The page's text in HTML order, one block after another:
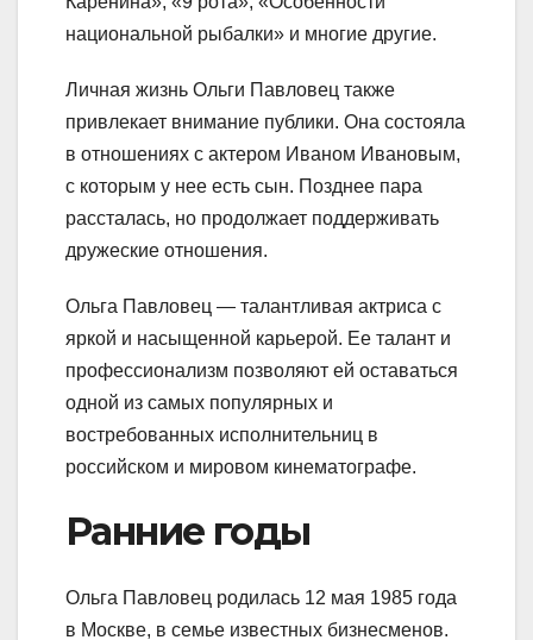
национальной рыбалки» и многие другие.
Личная жизнь Ольги Павловец также
привлекает внимание публики. Она состояла
в отношениях с актером Иваном Ивановым,
с которым у нее есть сын. Позднее пара
рассталась, но продолжает поддерживать
дружеские отношения.
Ольга Павловец — талантливая актриса с
яркой и насыщенной карьерой. Ее талант и
профессионализм позволяют ей оставаться
одной из самых популярных и
востребованных исполнительниц в
российском и мировом кинематографе.
Ранние годы
Ольга Павловец родилась 12 мая 1985 года
в Москве, в семье известных бизнесменов.